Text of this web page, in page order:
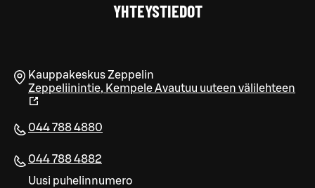
YHTEYSTIEDOT
Kauppakeskus Zeppelin
Zeppeliinintie, KempeleAvautuu uuteen välilehteen
044 788 4880
044 788 4882
Uusi puhelinnumero